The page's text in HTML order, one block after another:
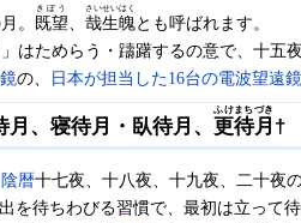
。 既望
きぼう
、 哉生魄
さいせいはく
とも呼ばれます。
」はためらう・躊躇するの意で、十五
の、 日本が担当した16台の電波望遠
月、寝待月・臥待月、更待月
ふけまちづき
†
陰暦十七夜、十八夜、十九夜、二十夜の
を待ちわびる習慣で、最初は立って